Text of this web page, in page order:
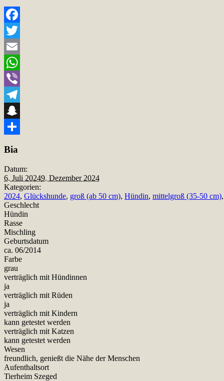
Facebook
Twitter
Email
WhatsApp
Viber
Telegram
Snapchat
Bia
Datum:
6. Juli 20249. Dezember 2024
Kategorien:
2024, Glückshunde, groß (ab 50 cm), Hündin, mittelgroß (35-50 cm),
Geschlecht
Hündin
Rasse
Mischling
Geburtsdatum
ca. 06/2014
Farbe
grau
verträglich mit Hündinnen
ja
verträglich mit Rüden
ja
verträglich mit Kindern
kann getestet werden
verträglich mit Katzen
kann getestet werden
Wesen
freundlich, genießt die Nähe der Menschen
Aufenthaltsort
Tierheim Szeged